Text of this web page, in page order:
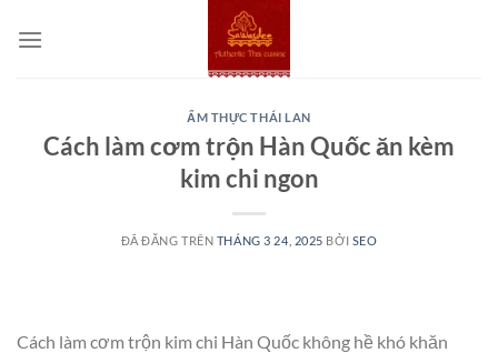
đến
ẨM THỰC THÁI LAN
Cách làm cơm trộn Hàn Quốc ăn kèm
kim chi ngon
ĐÃ ĐĂNG TRÊN THÁNG 3 24, 2025 BỞI SEO
Cách làm cơm trộn kim chi Hàn Quốc không hề khó khăn